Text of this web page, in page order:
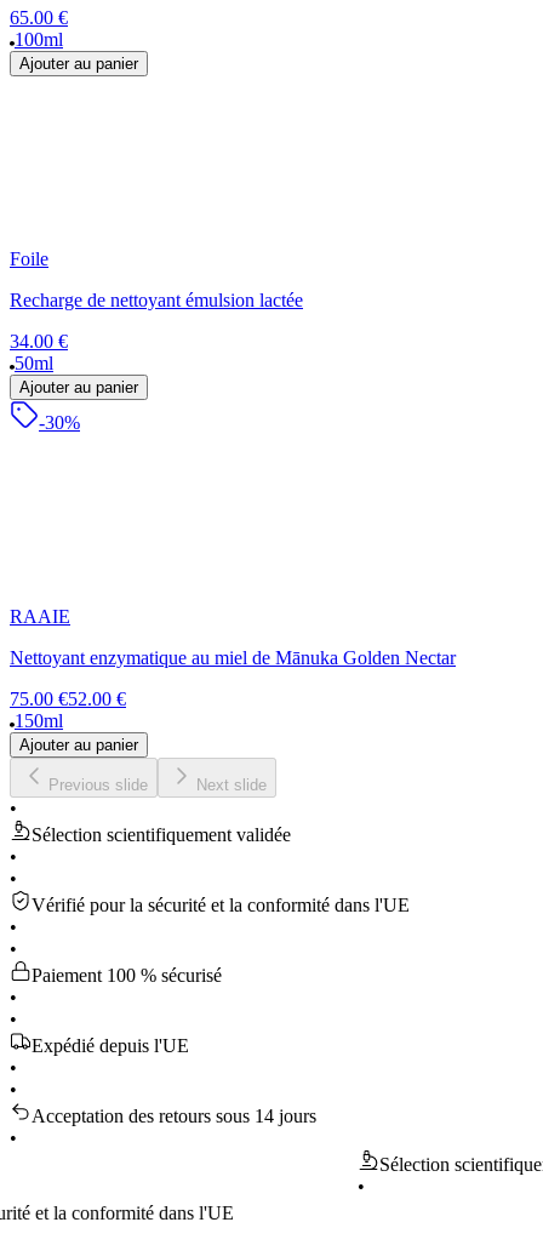
65.00 €
100ml
Ajouter au panier
Foile
Recharge de nettoyant émulsion lactée
34.00 €
50ml
Ajouter au panier
-30%
RAAIE
Nettoyant enzymatique au miel de Mānuka Golden Nectar
75.00 €52.00 €
150ml
Ajouter au panier
Previous slide Next slide
•
Sélection scientifiquement validée
•
•
Vérifié pour la sécurité et la conformité dans l'UE
•
•
Paiement 100 % sécurisé
•
•
Expédié depuis l'UE
•
•
Acceptation des retours sous 14 jours
•
Sélection scientifiquement
conformité dans l'UE